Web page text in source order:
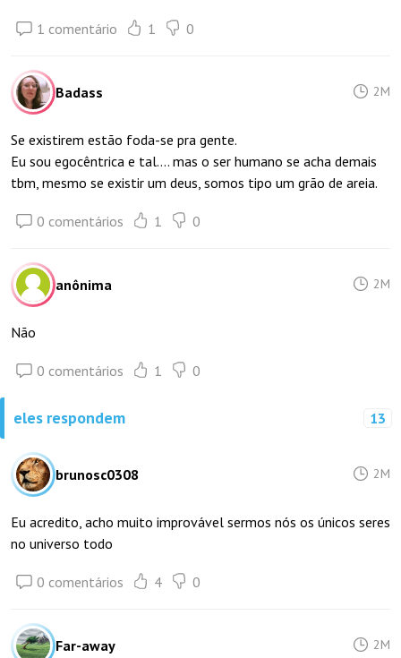
1 comentário 1 0
Badass 2M
Se existirem estão foda-se pra gente.
Eu sou egocêntrica e tal.... mas o ser humano se acha demais
tbm, mesmo se existir um deus, somos tipo um grão de areia.
0 comentários 1 0
anônima 2M
Não
0 comentários 1 0
eles respondem 13
brunosc0308 2M
Eu acredito, acho muito improvável sermos nós os únicos seres
no universo todo
0 comentários 4 0
Far-away 2M